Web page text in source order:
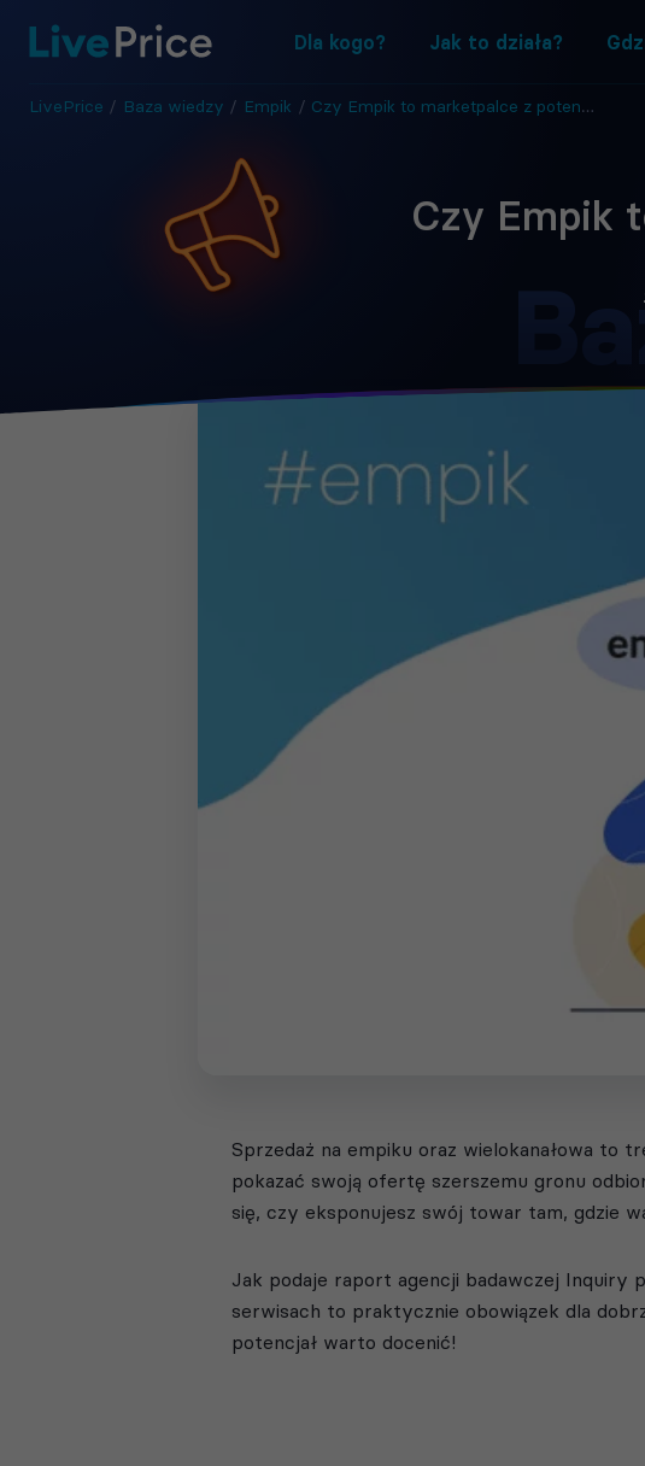
Dla kogo? Jak to działa?
LivePrice / Baza wiedzy / Empik / Czy Empik to marketpalce z potencjałem?
Czy Empik
Sprzedaż na empiku oraz wielokanałowa to
pokazać swoją ofertę szerszemu gronu
się, czy eksponujesz swój towar tam, gdzie
Jak podaje raport agencji badawczej
serwisach to praktycznie obowiązek dla
potencjał warto docenić!